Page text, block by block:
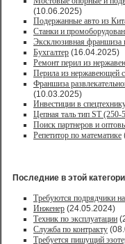
(10.06.2025)
Подержанные авто из
Станки и
Эксклюзивная франшиза
Бухгалтер (16.04.2025)
Ремонт перил из
Перила из нержавеющей
Франшиза
(10.03.2025)
Инвестиции в
Цепная таль тип ST
Поиск партнеров и
Репетитор по математике
Последние в этой
Требуются подрядчики на
Инженер (24.05.2024)
Техник по эксплуатации
Служба по контракту
Требуется пишущий